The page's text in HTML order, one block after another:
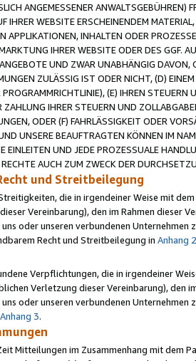
ANGEMESSENER
IHRER WEBSITE ERSCHEINENDEM
APPLIKATIONEN, INHALTEN ODER
IHRER WEBSITE ODER DES GGF.
UND ZWAR UNABHÄNGIG
ZULÄSSIG IST ODER NICHT, (D)
PROGRAMMRICHTLINIE), (E) IHREN
ZAHLUNG IHRER STEUERN UND
ODER (F) FAHRLÄSSIGKEIT ODER
UNSERE BEAUFTRAGTEN KÖNNEN IM
EINLEITEN UND JEDE PROZESSUALE
AUCH ZUM ZWECK DER
und Streitbeilegung
die in irgendeiner Weise mit
Vereinbarung), den im Rahmen dieser
oder unseren verbundenen
Recht und Streitbeilegung in Anhang 2
Verpflichtungen, die in irgendeiner
Verletzung dieser Vereinbarung), den
oder unseren verbundenen
Anhang 3.
Mitteilungen im Zusammenhang mit dem